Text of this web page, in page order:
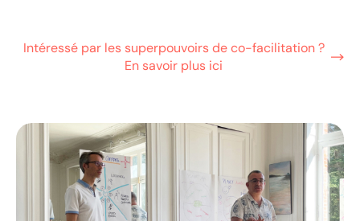
Intéressé par les superpouvoirs de co-facilitation ?
En savoir plus ici